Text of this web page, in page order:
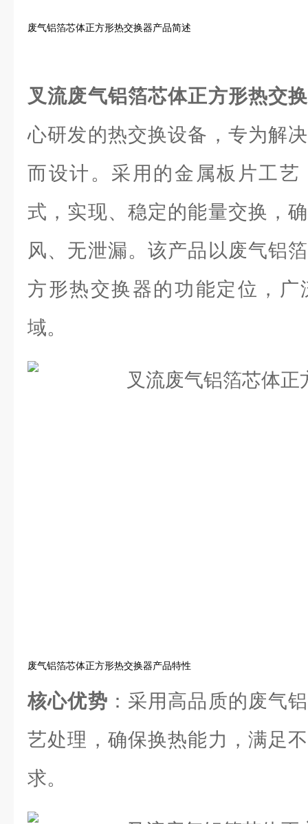
废气铝箔芯体正方形热交换器产品简述
叉流废气铝箔芯体正方形热交
心研发的热交换设备，专为解
而设计。采用的金属板片工艺
式，实现、稳定的能量交换，
风、无泄漏。该产品以废气铝
方形热交换器的功能定位，
域。
废气铝箔芯体正方形热交换器产品特性
核心优势 ：采用高品质的废气
艺处理，确保换热能力，满足
求。